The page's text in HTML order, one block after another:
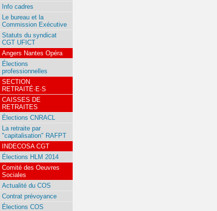
Info cadres
Le bureau et la
Commission Exécutive
Statuts du syndicat
CGT UFICT
Angers Nantes Opéra
Élections
professionnelles
SECTION
RETRAITÉ·E·S
CAISSES DE
RETRAITES
Élections CNRACL
La retraite par
"capitalisation" RAFPT
INDECOSA CGT
Élections HLM 2014
Comité des Oeuvres
Sociales
Actualité du COS
Contrat prévoyance
Élections COS